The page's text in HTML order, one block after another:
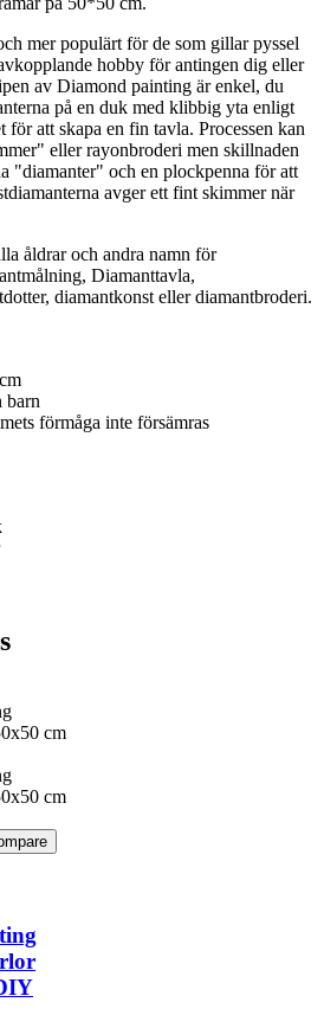
mer populärt för de som gillar pyssel
hobby för antingen dig eller
av Diamond painting är enkel, du
på en duk med klibbig yta enligt
att skapa en fin tavla. Processen kan
eller rayonbroderi men skillnaden
"diamanter" och en plockpenna för att
avger ett fint skimmer när
åldrar och andra namn för
Diamanttavla,
diamantkonst eller diamantbroderi.
barn
förmåga inte försämras